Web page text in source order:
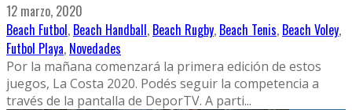
12 marzo, 2020
Beach Futbol, Beach Handball, Beach Rugby, Beach Tenis, Beach Voley,
Futbol Playa, Novedades
Por la mañana comenzará la primera edición de estos
juegos, La Costa 2020. Podés seguir la competencia a
través de la pantalla de DeporTV. A parti...